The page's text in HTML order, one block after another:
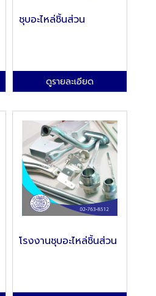
ชุบอะไหล่ชิ้นส่วน
ดูรายละเอียด
โรงงานชุบอะไหล่ชิ้นส่วน